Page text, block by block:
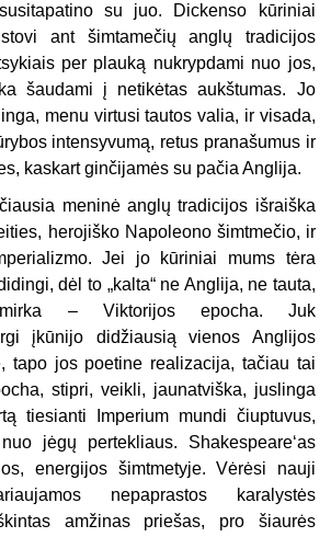
su juo. Dickenso kūriniai
ant šimtamečių anglų tradicijos
per plauką nukrypdami nuo jos,
šaudami į netikėtas aukštumas. Jo
menu virtusi tautos valia, ir visada,
intensyvumą, retus pranašumus ir
kaskart ginčijamės su pačia Anglija.
meninė anglų tradicijos išraiška
herojiško Napoleono šimtmečio, ir
Jei jo kūriniai mums tėra
dėl to „kalta“ ne Anglija, ne tauta,
– Viktorijos epocha. Juk
įkūnijo didžiausią vienos Anglijos
tapo jos poetine realizacija, tačiau tai
stipri, veikli, jaunatviška, juslinga
tiesianti Imperium mundi čiuptuvus,
jėgų pertekliaus. Shakespeare‘as
energijos šimtmetyje. Vėrėsi nauji
nepaprastos karalystės
amžinas priešas, pro šiaurės